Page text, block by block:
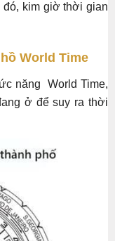
kim giờ thời gian
World Time
năng World Time,
ở để suy ra thời